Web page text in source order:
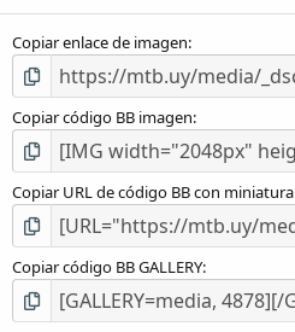
Copiar enlace de imagen
Copiar código BB imagen
Copiar URL de código BB con miniatura
Copiar código BB GALLERY